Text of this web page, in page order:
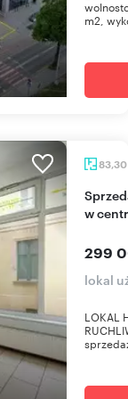
m2,
83,30
Sprzedam lokal usługowy 83,3 m² z dużą witryną
w
299
lokal
LOKAL